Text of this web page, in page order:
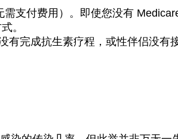
支付费用）。即使您没有
。
完成抗生素疗程，或性伴侣没有